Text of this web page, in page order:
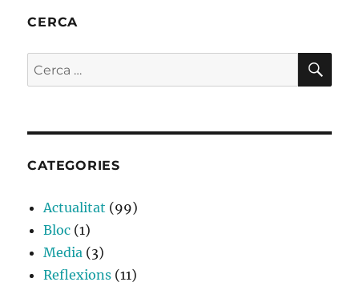
CERCA
Cerca:
CATEGORIES
Actualitat (99)
Bloc (1)
Media (3)
Reflexions (11)